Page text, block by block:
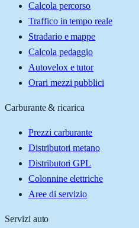
Calcola percorso
Traffico in tempo reale
Stradario e mappe
Calcola pedaggio
Autovelox e tutor
Orari mezzi pubblici
Carburante & ricarica
Prezzi carburante
Distributori metano
Distributori GPL
Colonnine elettriche
Aree di servizio
Servizi auto